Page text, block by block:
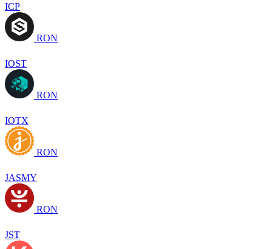
ICP
RON
IOST
RON
IOTX
RON
JASMY
RON
JST